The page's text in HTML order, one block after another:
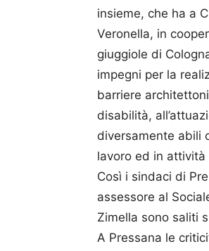
insieme, che ha a
Veronella, in
giuggiole di
impegni per la
barriere
disabilità,
diversamente abili
lavoro ed in
Così i sindaci di
assessore al
Zimella sono saliti
A Pressana le